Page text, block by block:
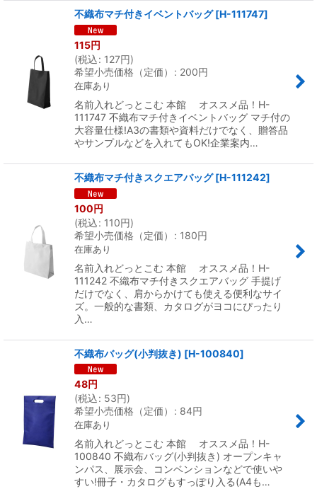
不織布マチ付きイベントバッグ [H-111747]
115円
(税込: 127円)
希望小売価格（定価）
: 200円
在庫あり
名前入れどっとこむ 本館 オススメ品！H-
111747 不織布マチ付きイベントバッグ マチ付の
大容量仕様!A3の書類や資料だけでなく、贈答品
やサンプルなどを入れてもOK!企業案内…
不織布マチ付きスクエアバッグ [H-111242]
100円
(税込: 110円)
希望小売価格（定価）
: 180円
在庫あり
名前入れどっとこむ 本館 オススメ品！H-
111242 不織布マチ付きスクエアバッグ 手提げ
だけでなく、肩からかけても使える便利なサイ
ズ。一般的な書類、カタログがヨコにぴったり
入…
不織布バッグ(小判抜き) [H-100840]
48円
(税込: 53円)
希望小売価格（定価）
: 84円
在庫あり
名前入れどっとこむ 本館 オススメ品！H-
100840 不織布バッグ(小判抜き) オープンキャ
ンパス、展示会、コンベンションなどで使いや
すい!冊子・カタログもすっぽり入る(A4も…